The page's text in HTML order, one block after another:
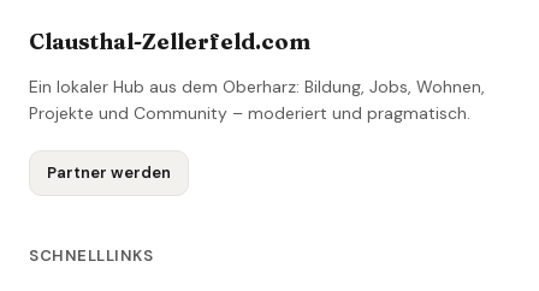
Clausthal-Zellerfeld.com
Ein lokaler Hub aus dem Oberharz: Bildung, Jobs, Wohnen,
Projekte und Community – moderiert und pragmatisch.
Partner werden
SCHNELLLINKS